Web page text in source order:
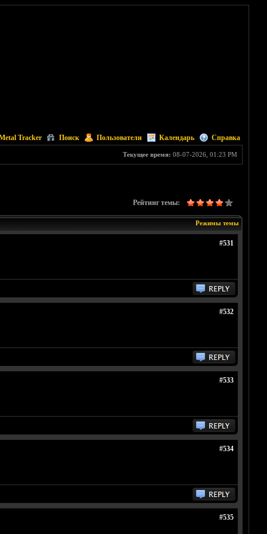
Tracker Поиск Пользователи Календарь Справка
Текущее время: 08-07-2026, 01:23 PM
Рейтинг темы:
Режимы темы
#531
#532
#533
#534
#535